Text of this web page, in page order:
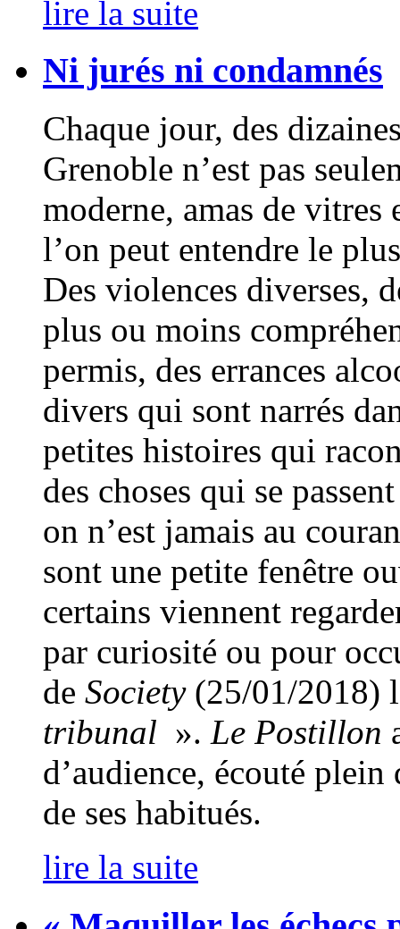
lire la suite
Ni jurés ni condamnés
Chaque jour, des
Grenoble n’est pas
moderne, amas de vitres
l’on peut entendre le
Des violences diverses,
plus ou moins
permis, des errances
divers qui sont narrés
petites histoires qui
des choses qui se
on n’est jamais au
sont une petite fenêtre
certains viennent
par curiosité ou pour
de Society (25/01/2018)
tribunal ». Le Postillon
d’audience, écouté
de ses habitués.
lire la suite